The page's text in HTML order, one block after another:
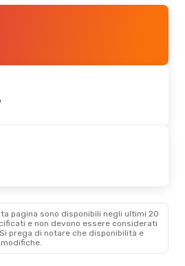
pagina sono disponibili negli ultimi 20
e non devono essere considerati
prega di notare che disponibilità e